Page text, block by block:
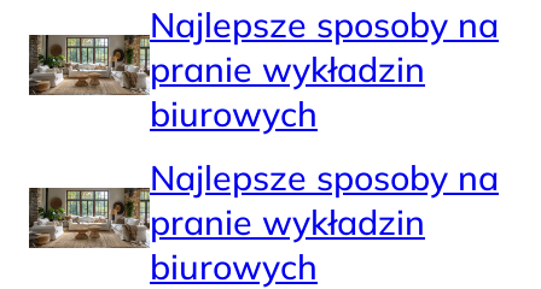
Najlepsze sposoby na
pranie wykładzin
biurowych
Najlepsze sposoby na
pranie wykładzin
biurowych